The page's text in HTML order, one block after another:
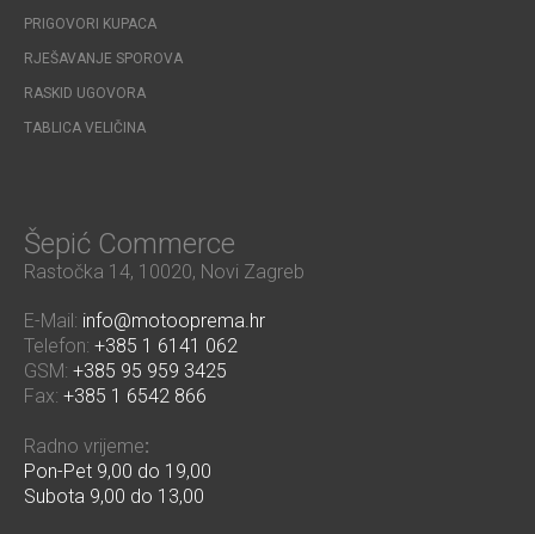
PRIGOVORI KUPACA
RJEŠAVANJE SPOROVA
RASKID UGOVORA
TABLICA VELIČINA
Šepić Commerce
Rastočka 14, 10020, Novi Zagreb
E-Mail: info@motooprema.hr
Telefon: +385 1 6141 062
GSM: +385 95 959 3425
Fax: +385 1 6542 866
Radno vrijeme:
Pon-Pet 9,00 do 19,00
Subota 9,00 do 13,00